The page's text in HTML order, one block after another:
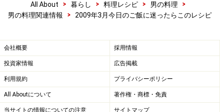
All About > 暮らし > 料理レシピ > 男の料理
>
男の料理関連情報
> 2009年3月今日のご飯に迷ったらこのレシピ
会社概要 採用情報
投資家情報 広告掲載
利用規約 プライバシーポリシー
All Aboutについて 著作権・商標・免責
当サイトの情報についての注意 サイトマップ